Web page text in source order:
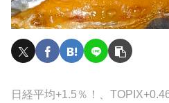
日経平均+1.5％！、